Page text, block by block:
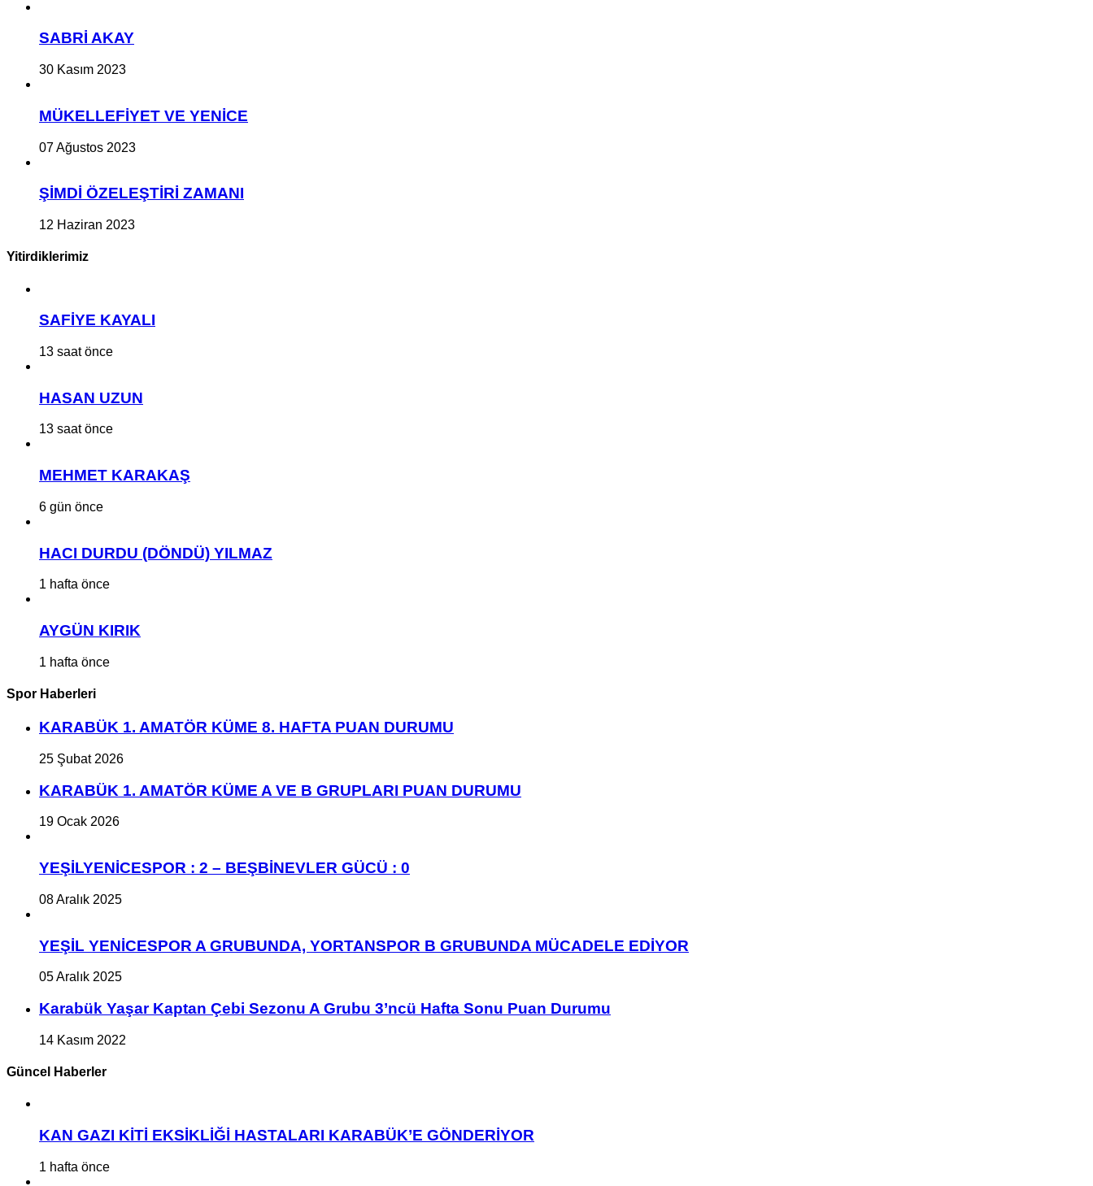
SABRİ AKAY
30 Kasım 2023
MÜKELLEFİYET VE YENİCE
07 Ağustos 2023
ŞİMDİ ÖZELEŞTİRİ ZAMANI
12 Haziran 2023
Yitirdiklerimiz
SAFİYE KAYALI
13 saat önce
HASAN UZUN
13 saat önce
MEHMET KARAKAŞ
6 gün önce
HACI DURDU (DÖNDÜ) YILMAZ
1 hafta önce
AYGÜN KIRIK
1 hafta önce
Spor Haberleri
KARABÜK 1. AMATÖR KÜME 8. HAFTA PUAN DURUMU
25 Şubat 2026
KARABÜK 1. AMATÖR KÜME A VE B GRUPLARI PUAN DURUMU
19 Ocak 2026
YEŞİLYENİCESPOR : 2 – BEŞBİNEVLER GÜCÜ : 0
08 Aralık 2025
YEŞİL YENİCESPOR A GRUBUNDA, YORTANSPOR B GRUBUNDA MÜCADELE EDİYOR
05 Aralık 2025
Karabük Yaşar Kaptan Çebi Sezonu A Grubu 3’ncü Hafta Sonu Puan Durumu
14 Kasım 2022
Güncel Haberler
KAN GAZI KİTİ EKSİKLİĞİ HASTALARI KARABÜK’E GÖNDERİYOR
1 hafta önce